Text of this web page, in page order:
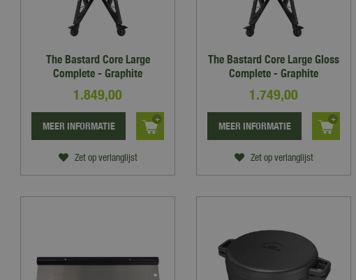
The Bastard Core Large
Complete - Graphite
1.849,00
Zet op verlanglijst
MEER INFORMATIE
The Bastard Core Large Gloss
Complete - Graphite
1.749,00
Zet op verlanglijst
MEER INFORMATIE